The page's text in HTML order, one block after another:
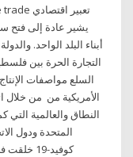
يشير عادة إلى فتح
أبناء البلد الواحد.
التجارة الحرة بين
السلع مواصفات
الأمريكية من من خلال
النطاق والعالمية التي
كوفيد-